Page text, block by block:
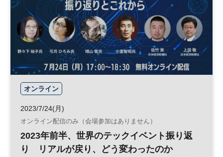
参加無料 平日夜開催 ベンチャー
オンライン
2023/7/24(月)
オンライン配信のみ（会場参加はありません）
2023年前半、世界のテックイベント振り返
り リアルが戻り、どう変わったのか